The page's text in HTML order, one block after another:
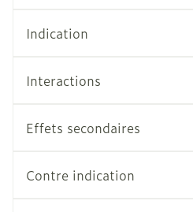
Indication
Interactions
Effets secondaires
Contre indication